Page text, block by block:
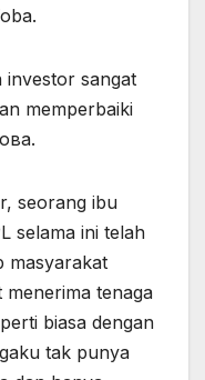
investor sangat
memperbaiki
seorang ibu
selama ini telah
masyarakat
tenaga
biasa dengan
tak punya